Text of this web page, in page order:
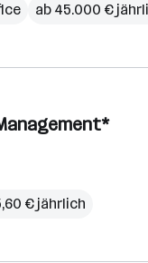
ab 45.000 €
€ jährlich